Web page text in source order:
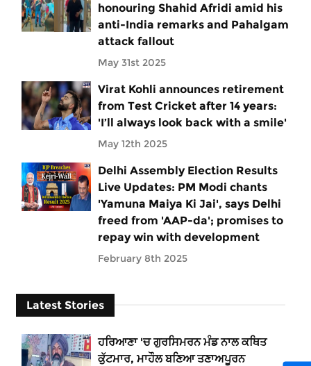
honouring Shahid Afridi amid his
anti-India remarks and Pahalgam
attack fallout
May 31st 2025
Virat Kohli announces retirement
from Test Cricket after 14 years:
'I’ll always look back with a smile'
May 12th 2025
Delhi Assembly Election Results
Live Updates: PM Modi chants
'Yamuna Maiya Ki Jai', says Delhi
freed from 'AAP-da'; promises to
repay win with development
February 8th 2025
Latest Stories
ਹਰਿਆਣਾ 'ਚ ਗੁਰਸਿਮਰਨ ਮੰਡ ਨਾਲ ਕਥਿਤ
ਕੁੱਟਮਾਰ, ਮਾਹੌਲ ਬਣਿਆ ਤਣਾਅਪੂਰਨ